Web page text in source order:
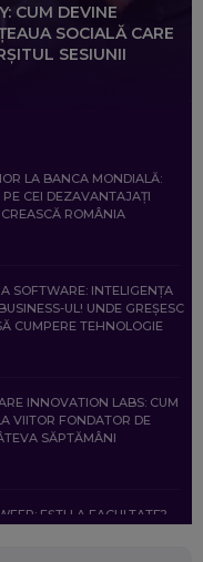
CUM DEVINE
SOCIALĂ CARE
SESIUNII
LA BANCA MONDIALĂ:
CEI DEZAVANTAJAȚI
ROMÂNIA
SOFTWARE: INTELIGENȚA
UL! UNDE GREȘESC
CUMPERE TEHNOLOGIE
INNOVATION LABS: CUM
VIITOR FONDATOR DE
SĂPTĂMÂNI
EȘTI LA FACULTATE?